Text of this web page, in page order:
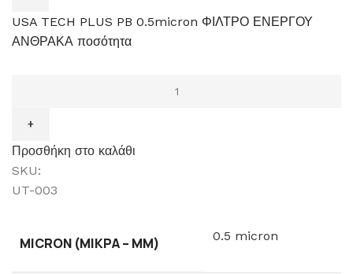
USA TECH PLUS PB 0.5micron ΦΙΛΤΡΟ ΕΝΕΡΓΟΥ
ΑΝΘΡΑΚΑ ποσότητα
Προσθήκη στο καλάθι
SKU:
UT-003
MICRON (ΜΙΚΡΆ – ΜM) 0.5 micron